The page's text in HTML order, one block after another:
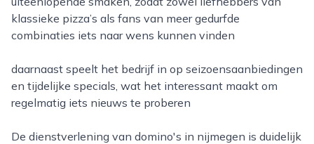
klassieke pizza’s als fans van meer gedurfde
combinaties iets naar wens kunnen vinden
daarnaast speelt het bedrijf in op seizoensaanbiedingen
en tijdelijke specials, wat het interessant maakt om
regelmatig iets nieuws te proberen
de dienstverlening van domino's in nijmegen is duidelijk